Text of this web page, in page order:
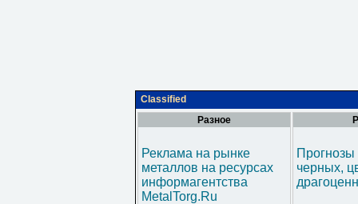
Classified
Разное
Реклама на рынке
металлов на ресурсах
информагентства
MetalTorg.Ru
черных,